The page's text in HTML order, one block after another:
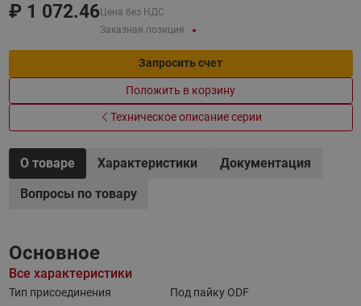
₽ 1 072.46Цена без НДС
Заказная позиция
Запросить счет
Положить в корзину
Техническое описание серии
О товаре Характеристики
Документация
Вопросы по товару
Основное
Все характеристики
Тип присоединения
Под пайку ODF